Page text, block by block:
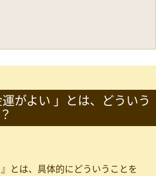
運がよい 」とは、どういう
』とは、具体的にどういうことを